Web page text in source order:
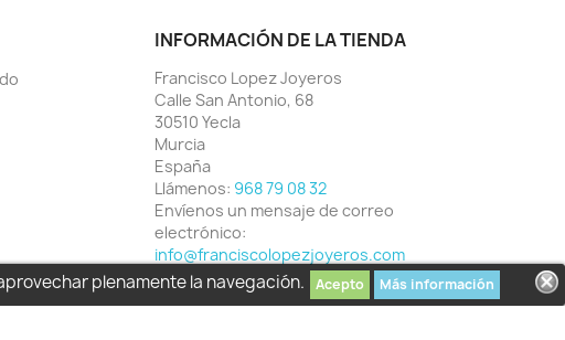
plenamente la navegación. Acepto Más información
INFORMACIÓN DE LA TIENDA
Francisco Lopez Joyeros
Calle San Antonio, 68
30510 Yecla
Murcia
España
Llámenos: 968 79 08 32
Envíenos un mensaje de correo
electrónico:
info@franciscolopezjoyeros.com